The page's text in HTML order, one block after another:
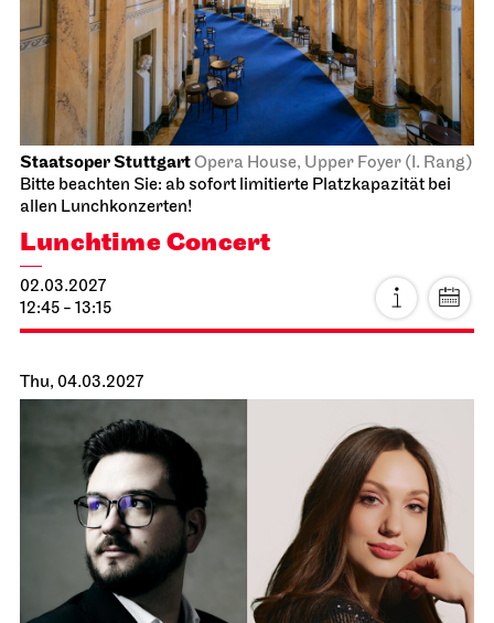
Thu, 18.03.2027
Staatsoper Stuttgart Opernhaus
The Three Investigators and the
Hall of Mirrors
18.03.2027